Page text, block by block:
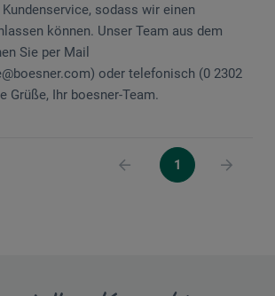
sodass wir einen
können. Unser Team aus dem
Sie per Mail
oder telefonisch (0 2302
Grüße, Ihr boesner-Team.
1